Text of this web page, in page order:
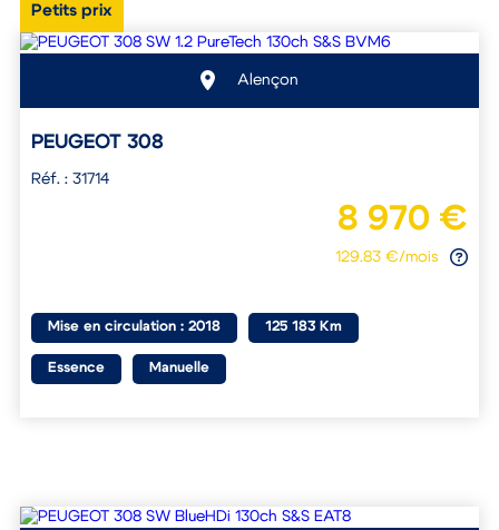
Petits prix
Alençon
PEUGEOT 308
Réf. : 31714
8 970 €
129.83 €/mois
Mise en circulation : 2018 125 183 Km
Essence Manuelle